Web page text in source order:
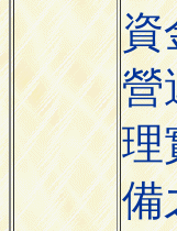
資
營
理
備